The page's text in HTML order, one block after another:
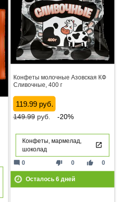
Конфеты молочные Азовская КФ
Сливочные, 400 г
119.99 руб.
149.99руб. -20%
Конфеты, мармелад,
шоколад
thumb_down 0 thumb_up 0
mode_comment 0
Осталось 6дней